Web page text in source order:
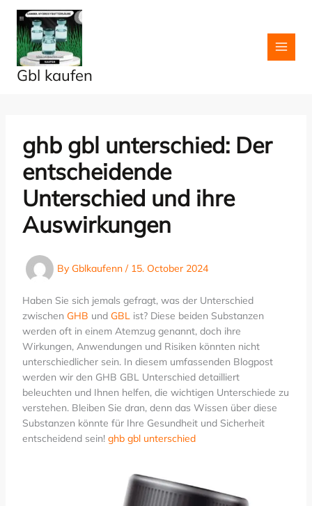
Skip
content
Gbl kaufen
ghb gbl unterschied: Der
entscheidende
Unterschied und ihre
Auswirkungen
By Gblkaufenn / 15. October 2024
Haben Sie sich jemals gefragt, was der Unterschied
zwischen GHB und GBList? Diese beiden Substanzen
werden oft in einem Atemzug genannt, doch ihre
Wirkungen, Anwendungen und Risiken könnten nicht
unterschiedlicher sein. In diesem umfassenden Blogpost
werden wir den GHB GBL Unterschied detailliert
beleuchten und Ihnen helfen, die wichtigen Unterschiede zu
verstehen. Bleiben Sie dran, denn das Wissen über diese
Substanzen könnte für Ihre Gesundheit und Sicherheit
entscheidend sein! ghb gbl unterschied